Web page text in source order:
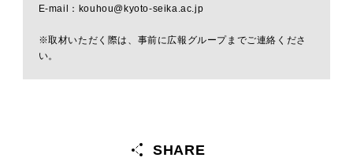
E-mail：kouhou@kyoto-seika.ac.jp
※取材いただく際は、事前に広報グループまでご連絡くださ
い。
SHARE